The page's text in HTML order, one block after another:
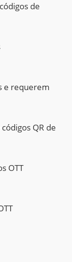
de
e requerem
QR de
OTT